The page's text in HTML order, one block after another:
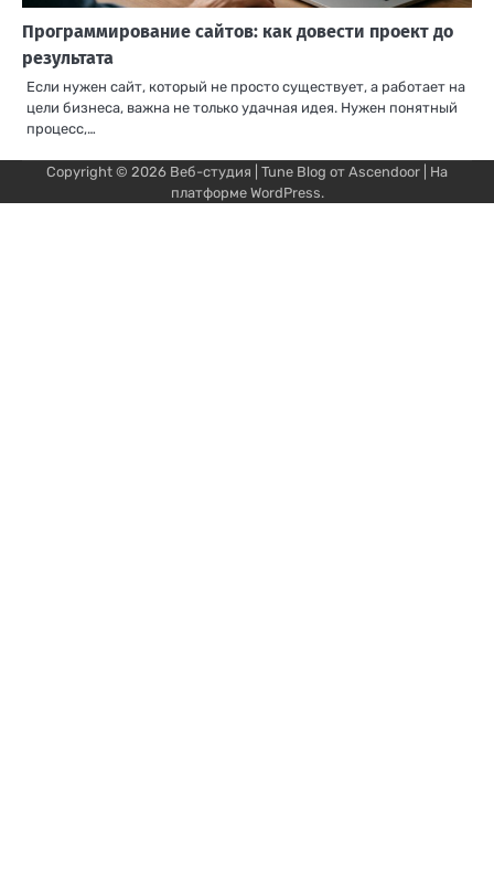
Программирование сайтов: как довести проект до
результата
Если нужен сайт, который не просто существует, а работает на
цели бизнеса, важна не только удачная идея. Нужен понятный
процесс,…
Copyright © 2026 Веб-студия | Tune Blog от Ascendoor | На
платформе WordPress.